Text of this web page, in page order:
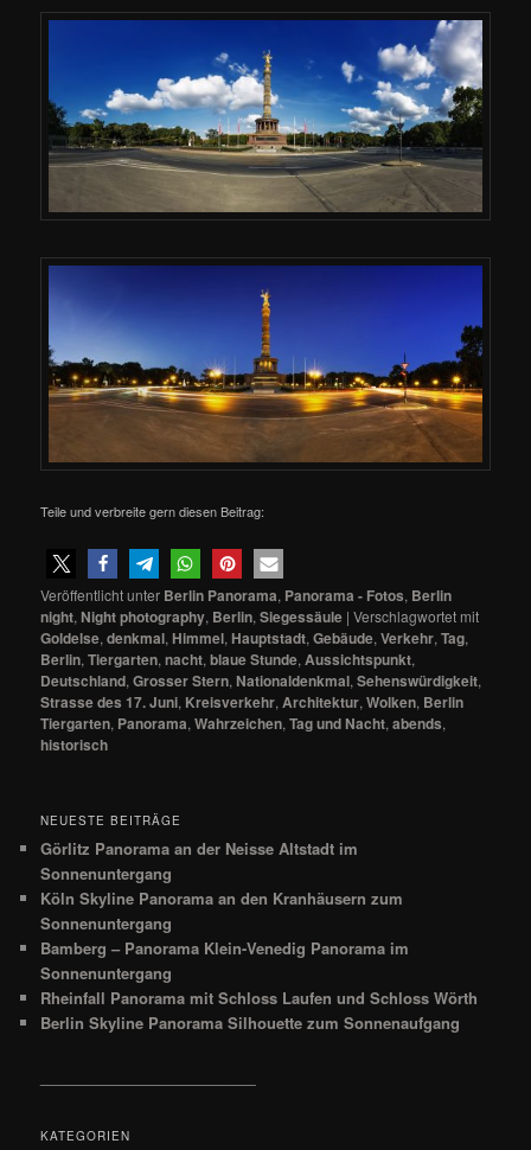
Teile und verbreite gern diesen Beitrag:
Veröffentlicht unter Berlin Panorama, Panorama - Fotos, Berlin
night, Night photography, Berlin,Siegessäule |Verschlagwortet mit
Goldelse,denkmal, Himmel, Hauptstadt,Gebäude,Verkehr,Tag,
Berlin,Tiergarten,nacht,blaue Stunde, Aussichtspunkt,
Deutschland,Grosser Stern, Nationaldenkmal,Sehenswürdigkeit,
Strasse des 17. Juni, Kreisverkehr, Architektur,Wolken, Berlin
Tiergarten, Panorama,Wahrzeichen,Tag und Nacht,abends,
historisch
NEUESTE BEITRÄGE
Görlitz Panorama an der Neisse Altstadt im
Sonnenuntergang
Köln Skyline Panorama an den Kranhäusern zum
Sonnenuntergang
Bamberg – Panorama Klein-Venedig Panorama im
Sonnenuntergang
Rheinfall Panorama mit Schloss Laufen und Schloss Wörth
Berlin Skyline Panorama Silhouette zum Sonnenaufgang
KATEGORIEN